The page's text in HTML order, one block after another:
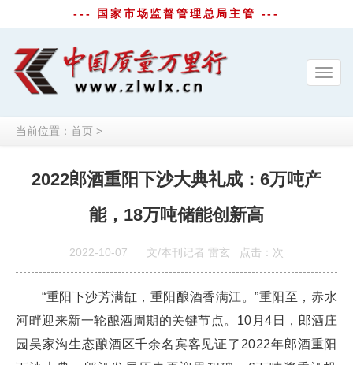
--- 国家市场监督管理总局主管 ---
当前位置： 首页 >
2022郎酒重阳下沙大典礼成：6万吨产
能，18万吨储能创新高
2022-10-07 文/本刊记者 雷玄 点击： 次
“重阳下沙芳满缸，重阳酿酒香满江。”重阳至，赤水
河畔迎来新一轮酿酒周期的关键节点。10月4日，郎酒庄
园吴家沟生态酿酒区千余名宾客见证了2022年郎酒重阳